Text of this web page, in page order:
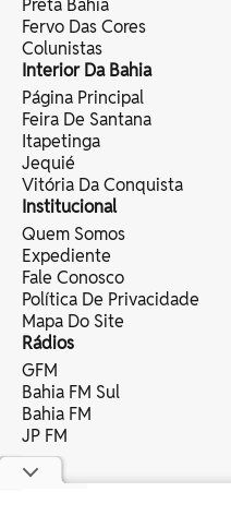
Preta Bahia
Fervo Das Cores
Colunistas
Interior Da Bahia
Página Principal
Feira De Santana
Itapetinga
Jequié
Vitória Da Conquista
Institucional
Quem Somos
Expediente
Fale Conosco
Política De Privacidade
Mapa Do Site
Rádios
GFM
Bahia FM Sul
Bahia FM
JP FM